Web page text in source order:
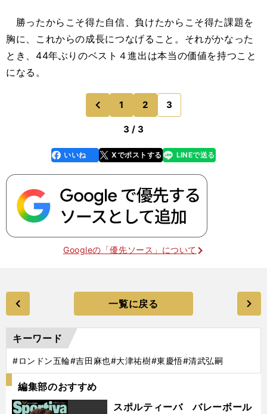
勝ったからこそ得た自信、負けたからこそ得た課題を
胸に、これからの成長につなげること。それがかなった
とき、44年ぶりのベスト４進出は本当の価値を持つこと
になる。
前
のページへ
1 2 3
3 / 3
faceboo
k
いいね Xでポストする
line LINEで送る
Googleの「優先ソース」について
一覧に戻る
キーワード
#ロンドン五輪#吉田麻也#大津祐樹#東慶悟#清武弘嗣
編集部のおすすめ
スポルティーバ バレーボール